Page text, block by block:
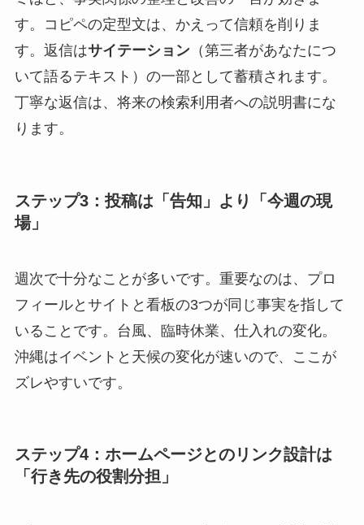
す。コピペの定型文は、かえって信頼を削りま
す。返信はサイテーション（第三者があなたにつ
いて語るテキスト）の一部として蓄積されます。
丁寧な返信は、将来の検索利用者への説明書にな
ります。
ステップ3：投稿は「告知」より「今週の現
場」
週次で十分なことが多いです。重要なのは、プロ
フィールとサイトと看板の3つが同じ事実を指して
いることです。台風、臨時休業、仕入れの変化。
沖縄はイベントと天候の変化が速いので、ここが
ズレやすいです。
ステップ4：ホームページとのリンク設計は
「行き先の役割分担」